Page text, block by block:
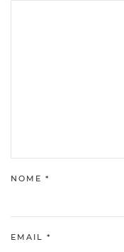
NOME *
EMAIL *